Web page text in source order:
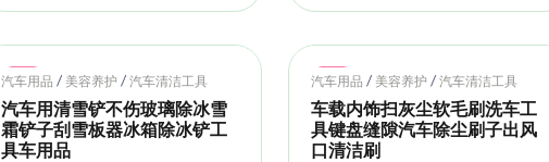
Hot
汽车用品 / 美容养护 / 汽车清洁工具
汽车用清雪铲不伤玻璃除冰雪
霜铲子刮雪板器冰箱除冰铲工
具车用品
Hot
汽车用品 / 美容养护 / 汽车清洁工具
车载内饰扫灰尘软毛刷洗车工
具键盘缝隙汽车除尘刷子出风
口清洁刷